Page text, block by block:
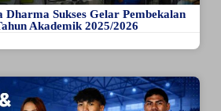
Dharma Sukses Gelar Pembekalan
Akademik 2025/2026